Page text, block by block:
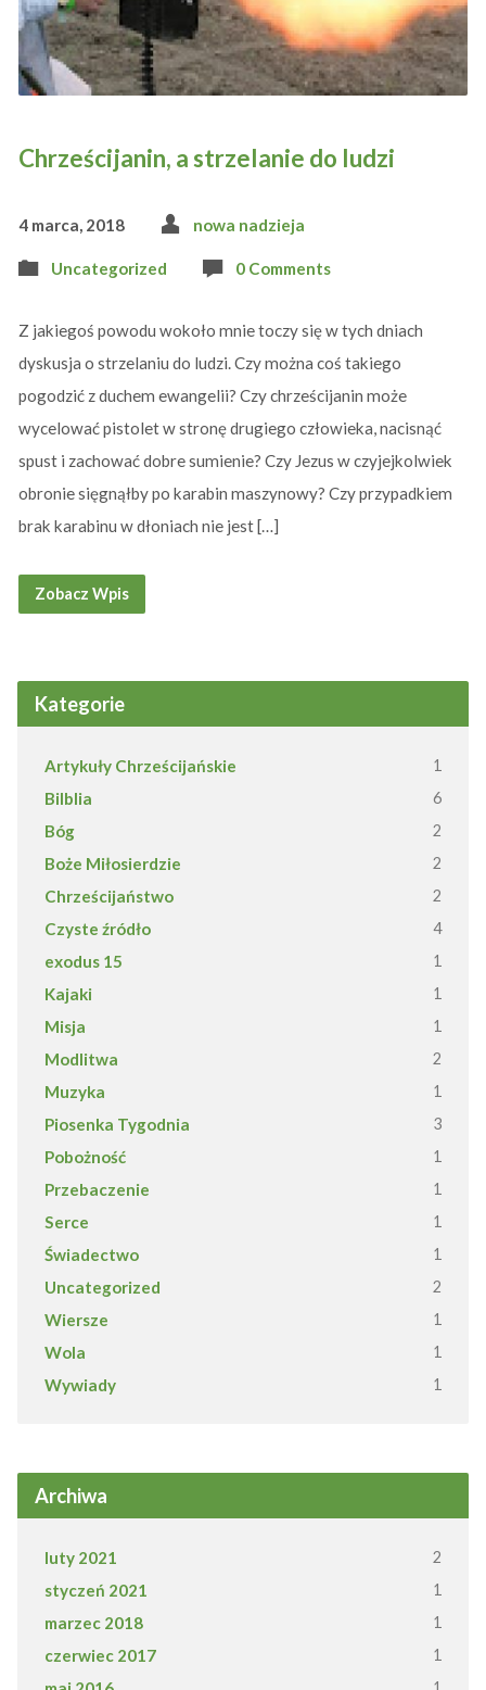
Chrześcijanin, a strzelanie do ludzi
4 marca, 2018 nowa nadzieja
Uncategorized 0 Comments
Z jakiegoś powodu wokoło mnie toczy się w tych dniach
dyskusja o strzelaniu do ludzi. Czy można coś takiego
pogodzić z duchem ewangelii? Czy chrześcijanin może
wycelować pistolet w stronę drugiego człowieka, nacisnąć
spust i zachować dobre sumienie? Czy Jezus w czyjejkolwiek
obronie sięgnąłby po karabin maszynowy? Czy przypadkiem
brak karabinu w dłoniach nie jest […]
Zobacz Wpis
Kategorie
Artykuły Chrześcijańskie 1
Bilblia 6
Bóg 2
Boże Miłosierdzie 2
Chrześcijaństwo 2
Czyste źródło 4
exodus 15 1
Kajaki 1
Misja 1
Modlitwa 2
Muzyka 1
Piosenka Tygodnia 3
Pobożność 1
Przebaczenie 1
Serce 1
Świadectwo 1
Uncategorized 2
Wiersze 1
Wola 1
Wywiady 1
Archiwa
luty 2021 2
styczeń 2021 1
marzec 2018 1
czerwiec 2017 1